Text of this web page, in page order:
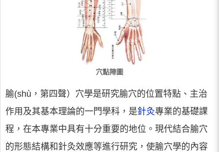
穴點陣圖
腧(shù，第四聲）穴學是研究腧穴的位置特點、主治
作用及其基本理論的一門學科，是針灸專業的基礎課
程，在本專業中具有十分重要的地位。現代結合腧穴
的形態結構和針灸效應等進行研究，使腧穴學的內容